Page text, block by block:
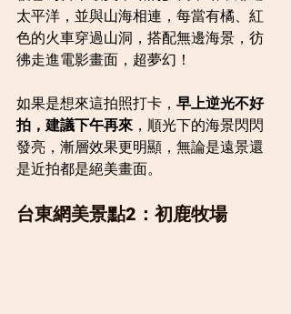
太平洋，並與山海相連，每當有橘、紅
色的火車穿過山洞，搭配無邊海景，彷
彿走進電影畫面，超夢幻！
如果是想來這拍照打卡， 早上逆光不好
拍，建議下午再來 ，順光下的海景閃閃
發亮，漸層效果更明顯，無論是遠景還
是近拍都是絕美畫面。
台東網美景點2：初鹿牧場